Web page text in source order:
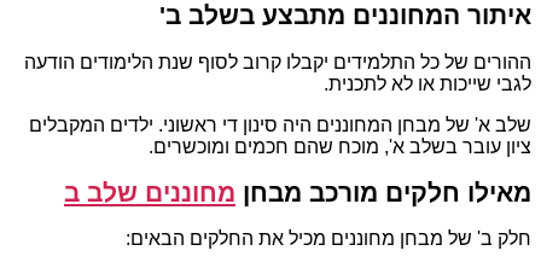
איתור המחוננים מתבצע בשלב ב'
ההורים של כל התלמידים יקבלו קרוב לסוף שנת הלימודים הודעה
לגבי שייכות או לא לתכנית.
שלב א' של מבחן המחוננים היה סינון די ראשוני. ילדים המקבלים
ציון עובר בשלב א', מוכח שהם חכמים ומוכשרים.
מאילו חלקים מורכב מבחן מחוננים שלב ב
חלק ב' של מבחן מחוננים מכיל את החלקים הבאים: